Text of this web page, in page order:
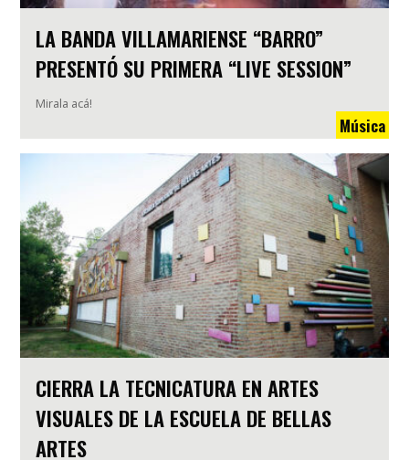
LA BANDA VILLAMARIENSE “BARRO”
PRESENTÓ SU PRIMERA “LIVE SESSION”
Mirala acá!
Música
CIERRA LA TECNICATURA EN ARTES
VISUALES DE LA ESCUELA DE BELLAS
ARTES